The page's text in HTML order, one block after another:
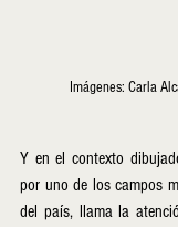
Imágenes: Carla
Y en el contexto
por uno de los campos
del país, llama la